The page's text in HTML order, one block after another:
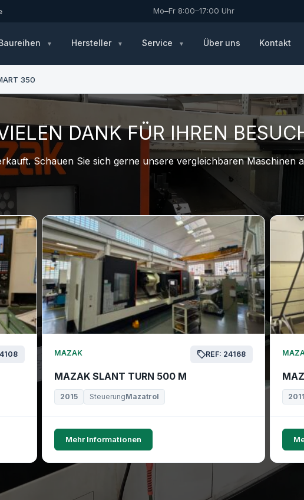
Mo–Fr 8:00–17:00 Uhr
Hersteller Service Über uns Kontakt
350
DANK FÜR IHREN
Schauen Sie sich gerne unsere vergleichbaren Maschinen
MAZAK REF: 24168
MAZAK SLANT TURN 500 M
2015 SteuerungMazatrol
Mehr Informationen
2011